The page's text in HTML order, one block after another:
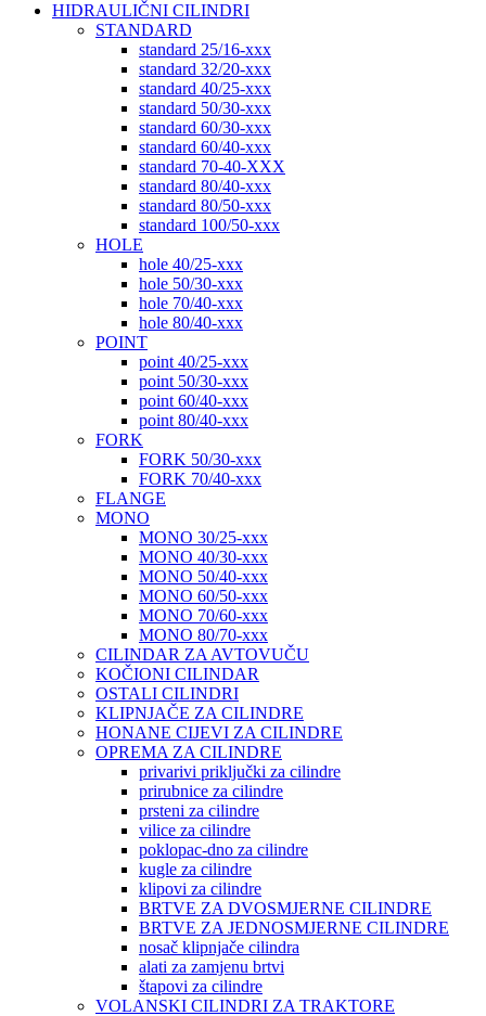
HIDRAULIČNI CILINDRI
STANDARD
standard 25/16-xxx
standard 32/20-xxx
standard 40/25-xxx
standard 50/30-xxx
standard 60/30-xxx
standard 60/40-xxx
standard 70-40-XXX
standard 80/40-xxx
standard 80/50-xxx
standard 100/50-xxx
HOLE
hole 40/25-xxx
hole 50/30-xxx
hole 70/40-xxx
hole 80/40-xxx
POINT
point 40/25-xxx
point 50/30-xxx
point 60/40-xxx
point 80/40-xxx
FORK
FORK 50/30-xxx
FORK 70/40-xxx
FLANGE
MONO
MONO 30/25-xxx
MONO 40/30-xxx
MONO 50/40-xxx
MONO 60/50-xxx
MONO 70/60-xxx
MONO 80/70-xxx
CILINDAR ZA AVTOVUČU
KOČIONI CILINDAR
OSTALI CILINDRI
KLIPNJAČE ZA CILINDRE
HONANE CIJEVI ZA CILINDRE
OPREMA ZA CILINDRE
privarivi priključki za cilindre
prirubnice za cilindre
prsteni za cilindre
vilice za cilindre
poklopac-dno za cilindre
kugle za cilindre
klipovi za cilindre
BRTVE ZA DVOSMJERNE CILINDRE
BRTVE ZA JEDNOSMJERNE CILINDRE
nosač klipnjače cilindra
alati za zamjenu brtvi
štapovi za cilindre
VOLANSKI CILINDRI ZA TRAKTORE